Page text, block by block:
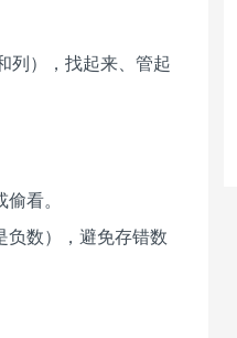
列），找起来、管起
看。
负数），避免存错数